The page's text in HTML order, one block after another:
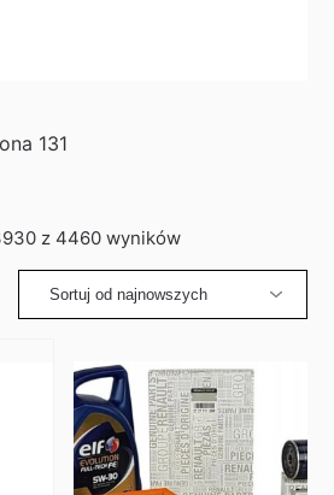
131
z 4460 wynikówSorted
latest